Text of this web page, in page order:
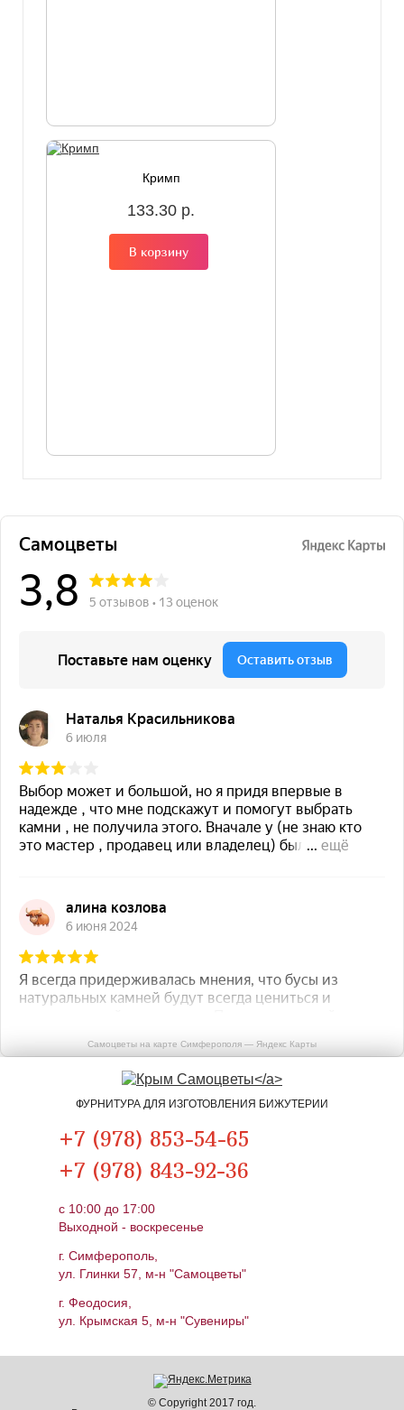
Кримп
133.30 р.
В корзину
Самоцветы на карте Симферополя — Яндекс Карты
ФУРНИТУРА ДЛЯ ИЗГОТОВЛЕНИЯ БИЖУТЕРИИ
+7 (978) 853-54-65
+7 (978) 843-92-36
c 10:00 до 17:00
Выходной - воскресенье
г. Симферополь,
ул. Глинки 57, м-н "Самоцветы"
г. Феодосия,
ул. Крымская 5, м-н "Сувениры"
© Copyright 2017 год.